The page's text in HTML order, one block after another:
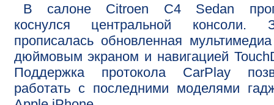
В салоне Citroen С4 Sedan
коснулся центральной консоли.
прописалась обновленная
дюймовым экраном и навигацией
Поддержка протокола CarPlay
работать с последними моделями